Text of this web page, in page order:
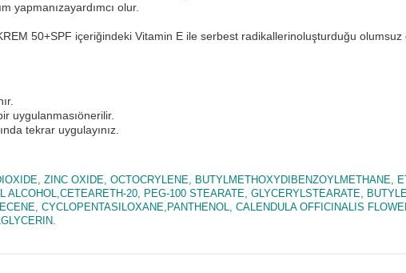
yapmanızayardımcı olur.
50+SPF içeriğindeki Vitamin E ile serbest radikallerinoluşturduğu
uygulanmasıönerilir.
tekrar uygulayınız.
ZINC OXIDE, OCTOCRYLENE, BUTYLMETHOXYDIBENZOYLMETHANE,
ALCOHOL,CETEARETH-20, PEG-100 STEARATE, GLYCERYLSTEARATE,
CYCLOPENTASILOXANE,PANTHENOL, CALENDULA OFFICINALIS